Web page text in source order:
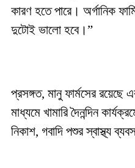
কারণ হতে পারে। অর্গানিক
দুটোই ভালো হবে।”
প্রসঙ্গত, মানু ফার্মসের
মাধ্যমে খামারি দৈনন্দিন
নিকাশ, গবাদি পশুর স্বাস্থ্য